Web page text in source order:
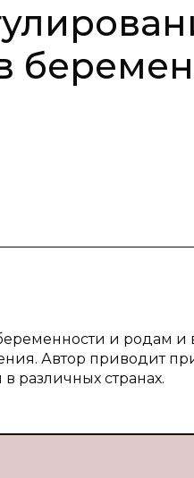
и родам и
Автор приводит
различных странах.